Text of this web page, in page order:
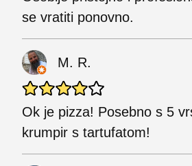
se vratiti ponovno.
M. R.
Ok je pizza! Posebno s 5
krumpir s tartufatom!